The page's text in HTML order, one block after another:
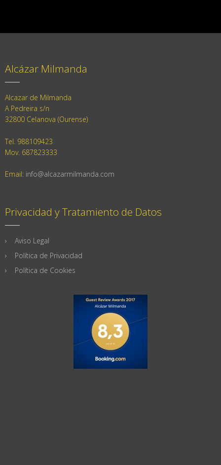
Alcázar Milmanda
Alcazar de Milmanda
A Pedreira s/n
32800 Celanova (Ourense)
Tel. 988109423
Mov. 687823333
Email: info@alcazarmilmanda.com
Privacidad y Tratamiento de Datos
Aviso Legal
Política de Privacidad
Política de Cookies